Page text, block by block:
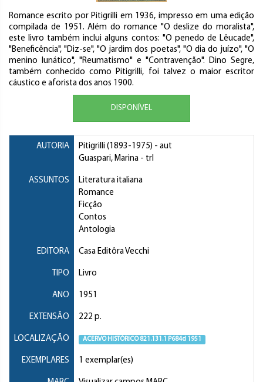
Romance escrito por Pitigrilli em 1936, impresso em uma edição
compilada de 1951. Além do romance "O deslize do moralista",
este livro também inclui alguns contos: "O penedo de Lêucade",
"Beneficência", "Diz-se", "O jardim dos poetas", "O dia do juízo", "O
menino lunático", "Reumatismo" e "Contravenção". Dino Segre,
também conhecido como Pitigrilli, foi talvez o maior escritor
cáustico e aforista dos anos 1900.
DISPONÍVEL
AUTORIA Pitigrilli (1893-1975) - aut
Guaspari, Marina - trl
ASSUNTOS
Literatura italiana
Romance
Ficção
Contos
Antologia
EDITORA Casa Editôra Vecchi
TIPO Livro
ANO 1951
EXTENSÃO 222 p.
LOCALIZAÇÃO ACERVO HISTÓRICO 821.131.1 P684d 1951
EXEMPLARES 1 exemplar(es)